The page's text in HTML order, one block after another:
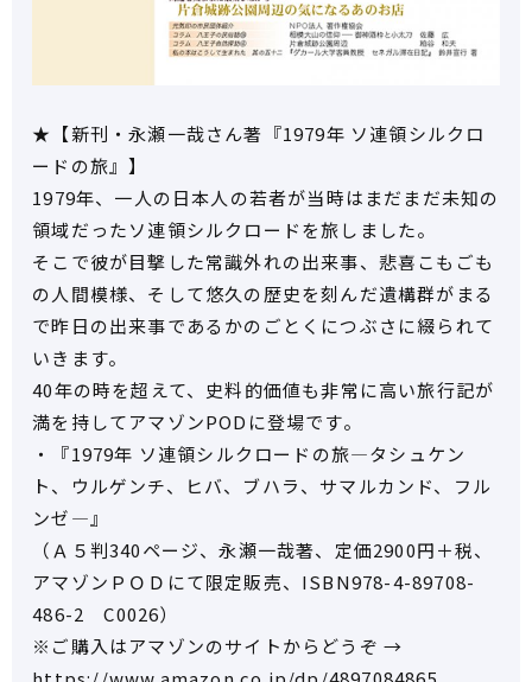
★【新刊・永瀬一哉さん著『1979年 ソ連領シルクロ
ードの旅』】
1979年、一人の日本人の若者が当時はまだまだ未知の
領域だったソ連領シルクロードを旅しました。
そこで彼が目撃した常識外れの出来事、悲喜こもごも
の人間模様、そして悠久の歴史を刻んだ遺構群がまる
で昨日の出来事であるかのごとくにつぶさに綴られて
いきます。
40年の時を超えて、史料的価値も非常に高い旅行記が
満を持してアマゾンPODに登場です。
・『1979年 ソ連領シルクロードの旅―タシュケン
ト、ウルゲンチ、ヒバ、ブハラ、サマルカンド、フル
ンゼ―』
（Ａ５判340ページ、永瀬一哉著、定価2900円＋税、
アマゾンＰＯＤにて限定販売、ISBN978-4-89708-
486-2 C0026）
※ご購入はアマゾンのサイトからどうぞ →